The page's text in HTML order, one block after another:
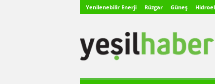
Yenilenebilir Enerji Rüzgar Güneş
ş